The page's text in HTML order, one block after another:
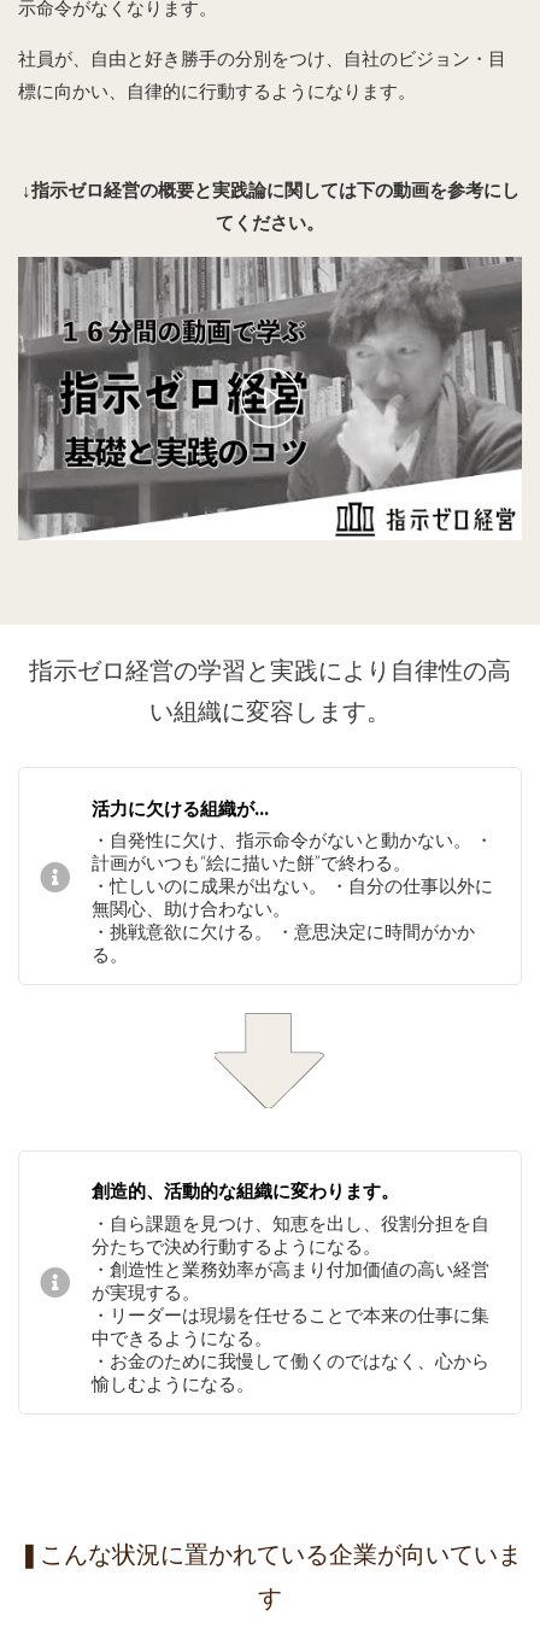
示命令がなくなります。
社員が、自由と好き勝手の分別をつけ、自社のビジョン・目
標に向かい、自律的に行動するようになります。
↓指示ゼロ経営の概要と実践論に関しては下の動画を参考にし
てください。
Play
Video
指示ゼロ経営の学習と実践により自律性の高
い組織に変容します。
活力に欠ける組織が…
・自発性に欠け、指示命令がないと動かない。 ・
計画がいつも“絵に描いた餅”で終わる。
・忙しいのに成果が出ない。 ・自分の仕事以外に
無関心、助け合わない。
・挑戦意欲に欠ける。 ・意思決定に時間がかか
る。
創造的、活動的な組織に変わります。
・自ら課題を見つけ、知恵を出し、役割分担を自
分たちで決め行動するようになる。
・創造性と業務効率が高まり付加価値の高い経営
が実現する。
・リーダーは現場を任せることで本来の仕事に集
中できるようになる。
・お金のために我慢して働くのではなく、心から
愉しむようになる。
❚こんな状況に置かれている企業が向いていま
す